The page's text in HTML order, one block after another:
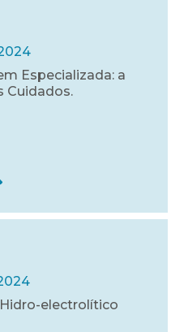
Especializada: a
Cuidados.
electrolítico